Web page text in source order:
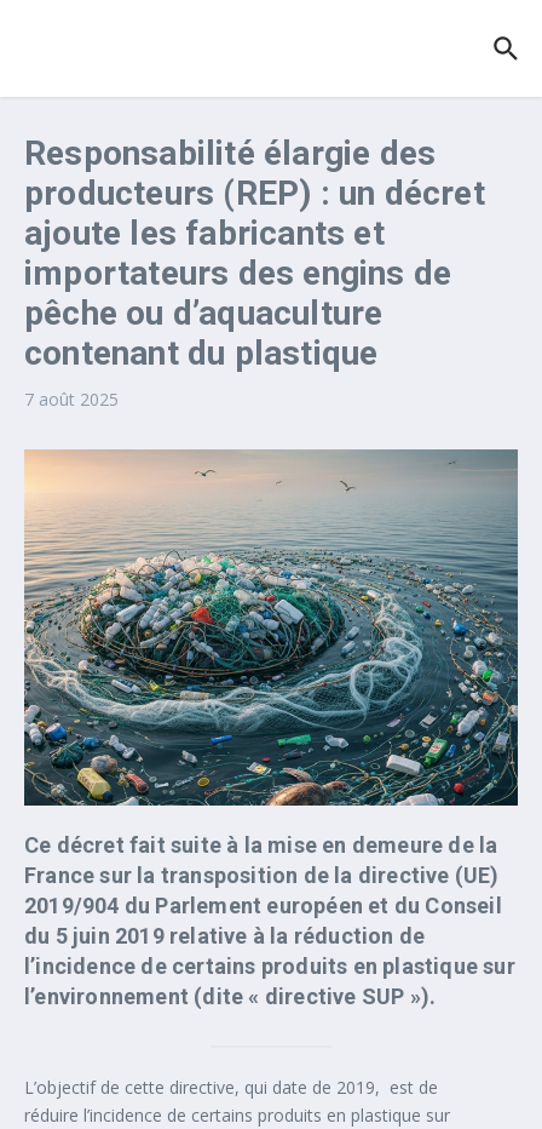
Responsabilité élargie des
producteurs (REP) : un décret
ajoute les fabricants et
importateurs des engins de
pêche ou d’aquaculture
contenant du plastique
7 août 2025
Ce décret fait suite à la mise en demeure de la
France sur la transposition de la directive (UE)
2019/904 du Parlement européen et du Conseil
du 5 juin 2019 relative à la réduction de
l’incidence de certains produits en plastique sur
l’environnement (dite « directive SUP »).
L’objectif de cette directive, qui date de 2019, est de
réduire l’incidence de certains produits en plastique sur